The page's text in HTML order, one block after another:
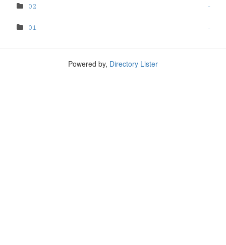
02 -
01 -
Powered by, Directory Lister